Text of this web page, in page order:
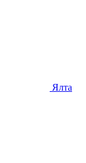
Ялта